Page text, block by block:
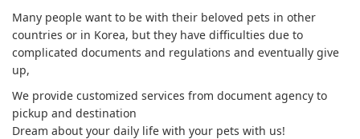
Many people want to be with their beloved pets in other
countries or in Korea, but they have difficulties due to
complicated documents and regulations and eventually give
up,
We provide customized services from document agency to
pickup and destination
Dream about your daily life with your pets with us!